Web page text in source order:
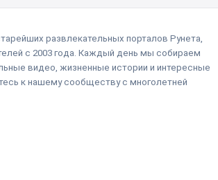
развлекательных порталов Рунета,
с 2003 года. Каждый день мы собираем
видео, жизненные истории и интересные
к нашему сообществу с многолетней